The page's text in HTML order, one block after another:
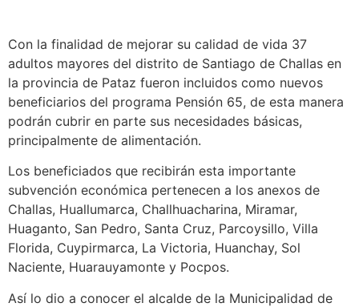
Con la finalidad de mejorar su calidad de vida 37
adultos mayores del distrito de Santiago de Challas en
la provincia de Pataz fueron incluidos como nuevos
beneficiarios del programa Pensión 65, de esta manera
podrán cubrir en parte sus necesidades básicas,
principalmente de alimentación.
Los beneficiados que recibirán esta importante
subvención económica pertenecen a los anexos de
Challas, Huallumarca, Challhuacharina, Miramar,
Huaganto, San Pedro, Santa Cruz, Parcoysillo, Villa
Florida, Cuypirmarca, La Victoria, Huanchay, Sol
Naciente, Huarauyamonte y Pocpos.
Así lo dio a conocer el alcalde de la Municipalidad de